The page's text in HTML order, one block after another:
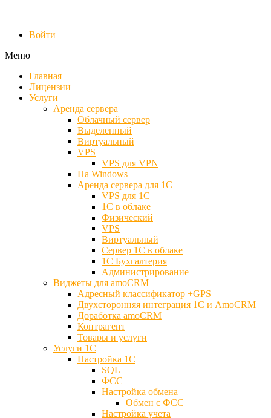
Войти
Меню
Главная
Лицензии
Услуги
Аренда сервера
Облачный сервер
Выделенный
Виртуальный
VPS
VPS для VPN
На Windows
Аренда сервера для 1С
VPS для 1С
1С в облаке
Физический
VPS
Виртуальный
Сервер 1С в облаке
1С Бухгалтерия
Администрирование
Виджеты для amoCRM
Адресный классификатор +GPS
Двухсторонняя интеграция 1С и AmoCRM
Доработка amoCRM
Контрагент
Товары и услуги
Услуги 1С
Настройка 1С
SQL
ФСС
Настройка обмена
Обмен с ФСС
Настройка учета